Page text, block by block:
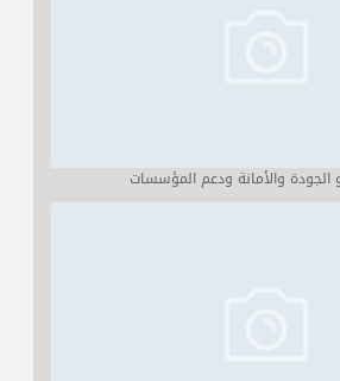
الجودة والأمانة ودعم المؤسسات